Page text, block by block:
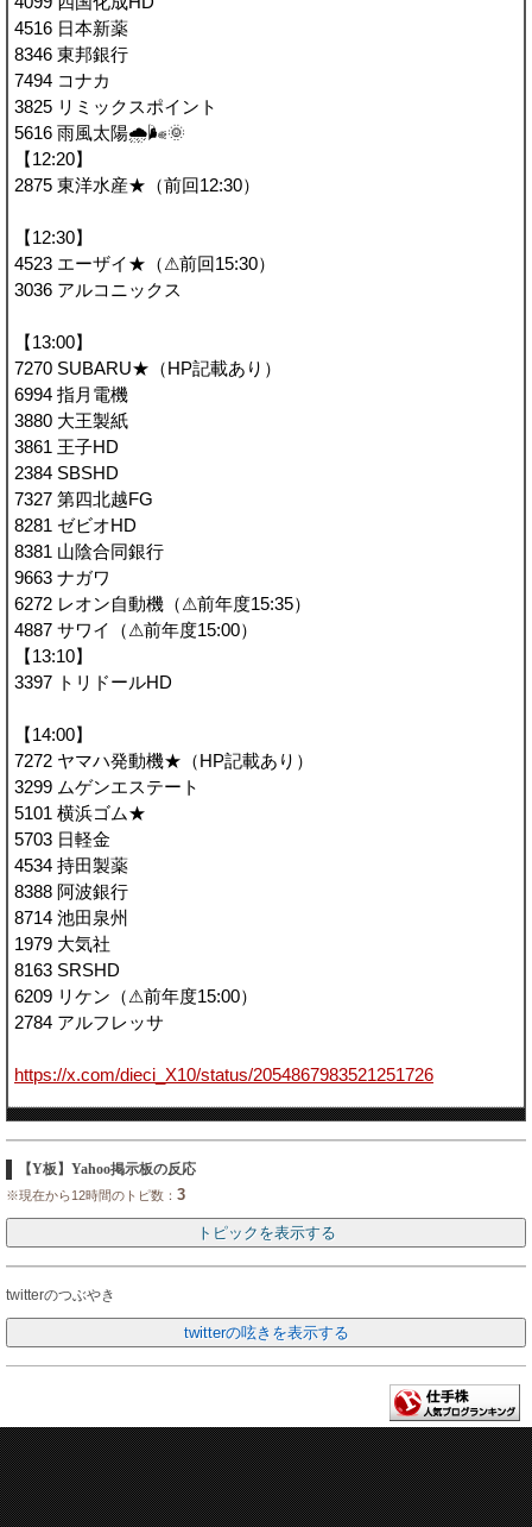
4516 日本新薬
8346 東邦銀行
7494 コナカ
3825 リミックスポイント
5616 雨風太陽🌧🌬🌞
【12:20】
2875 東洋水産★（前回12:30）
【12:30】
4523 エーザイ★（⚠前回15:30）
3036 アルコニックス
【13:00】
7270 SUBARU★（HP記載あり）
6994 指月電機
3880 大王製紙
3861 王子HD
2384 SBSHD
7327 第四北越FG
8281 ゼビオHD
8381 山陰合同銀行
9663 ナガワ
6272 レオン自動機（⚠前年度15:35）
4887 サワイ（⚠前年度15:00）
【13:10】
3397 トリドールHD
【14:00】
7272 ヤマハ発動機★（HP記載あり）
3299 ムゲンエステート
5101 横浜ゴム★
5703 日軽金
4534 持田製薬
8388 阿波銀行
8714 池田泉州
1979 大気社
8163 SRSHD
6209 リケン（⚠前年度15:00）
2784 アルフレッサ
https://x.com/dieci_X10/status/2054867983521251726
【Y板】Yahoo掲示板の反応
※現在から12時間のトピ数： 3
twitterのつぶやき